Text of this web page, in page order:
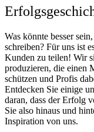
Was könnte besser
schreiben? Für uns ist
Kunden zu teilen! Wir
produzieren, die einen
schützen und Profis
Entdecken Sie einige
daran, dass der Erfolg
Sie also hinaus und
Inspiration von uns.